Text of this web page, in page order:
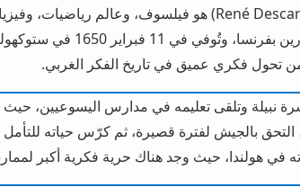
فبراير 1650 في ستوكهولم بالسويد. يُعرف بلقب
تحول فكري عميق في تاريخ الفكر الغربي.
نبيلة وتلقى تعليمه في مدارس اليسوعيين، حيث
بالجيش لفترة قصيرة، ثم كرّس حياته للتأمل
في هولندا، حيث وجد هناك حرية فكرية أكبر